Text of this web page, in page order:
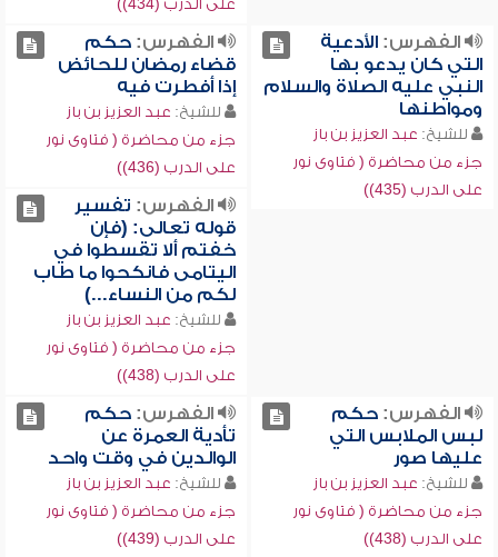
على الدرب (434))
الفهرس:الأدعية
التي كان يدعو بها
النبي عليه الصلاة والسلام
ومواطنها
للشيخ: عبد العزيز بن باز
جزء من محاضرة ( فتاوى نور
على الدرب (435))
الفهرس:حكم
قضاء رمضان للحائض
إذا أفطرت فيه
للشيخ: عبد العزيز بن باز
جزء من محاضرة ( فتاوى نور
على الدرب (436))
الفهرس: تفسير
قوله تعالى: (فإن
خفتم ألا تقسطوا في
اليتامى فانكحوا ما طاب
لكم من النساء...)
للشيخ: عبد العزيز بن باز
جزء من محاضرة ( فتاوى نور
على الدرب (438))
الفهرس:حكم
لبس الملابس التي
عليها صور
للشيخ: عبد العزيز بن باز
جزء من محاضرة ( فتاوى نور
على الدرب (438))
الفهرس:حكم
تأدية العمرة عن
الوالدين في وقت واحد
للشيخ: عبد العزيز بن باز
جزء من محاضرة ( فتاوى نور
على الدرب (439))